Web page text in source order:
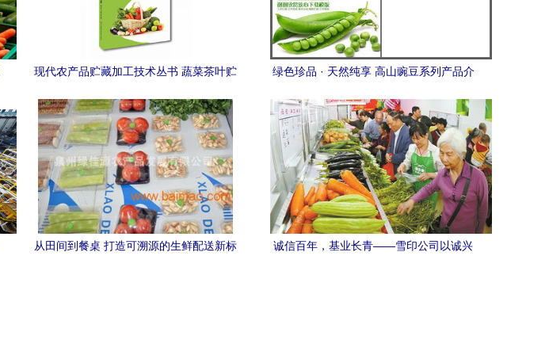
现代农产品贮藏加工技术丛书 蔬菜茶叶贮
绿色珍品 · 天然纯享 高山豌豆系列产品介
从田间到餐桌 打造可溯源的生鲜配送新标
诚信百年，基业长青——雪印公司以诚兴